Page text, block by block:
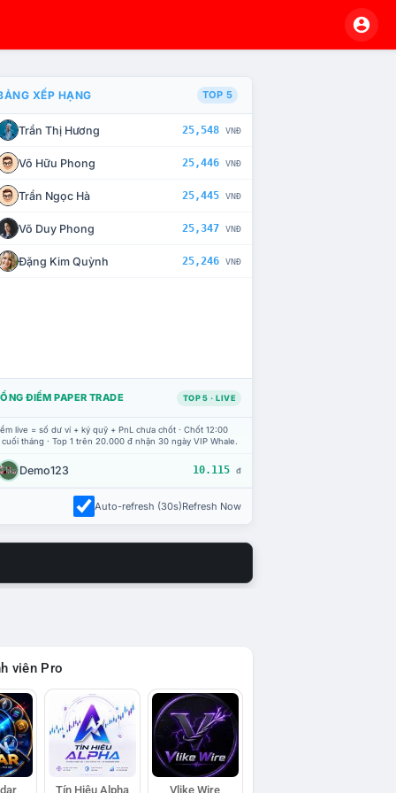
CHẾ TÀI XỬ LÝ VI PHẠM
XẾP HẠNG TOP 5
Trần Thị Hương 25,548 VNĐ
Võ Hữu Phong 25,446 VNĐ
Trần Ngọc Hà 25,445 VNĐ
Võ Duy Phong 25,347 VNĐ
Đặng Kim Quỳnh 25,246 VNĐ
ĐIỂM PAPER TRADE TOP 5 · LIVE
live = số dư ví + ký quỹ + PnL chưa chốt · Chốt 12:00
tháng · Top 1 trên 20.000 đ nhận 30 ngày VIP Whale.
Demo123 10.115 đ
Auto-refresh (30s)Refresh Now
viên Pro
Tín Hiệu Alpha Vlike Wire